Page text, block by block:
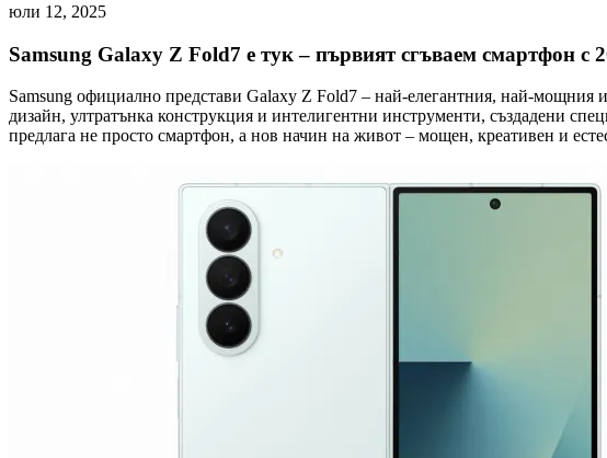
юли 12, 2025
Samsung Galaxy Z Fold7 е тук – първият сгъваем смартфон с
Samsung официално представи Galaxy Z Fold7 – най-елегантния, най-мощния
дизайн, ултратънка конструкция и интелигентни инструменти, създадени
предлага не просто смартфон, а нов начин на живот – мощен, креативен и